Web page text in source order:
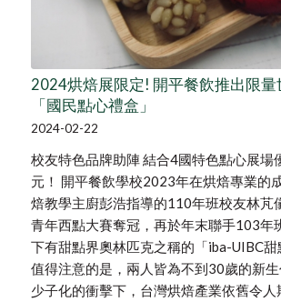
2024烘焙展限定! 開平餐飲推出限
「國民點心禮盒」
2024-02-22
校友特色品牌助陣 結合4國特色點心展場
元！ 開平餐飲學校2023年在烘焙專業的
焙教學主廚彭浩指導的110年班校友林芃
青年西點大賽奪冠，再於年末聯手103年
下有甜點界奧林匹克之稱的「iba-UIBC甜
值得注意的是，兩人皆為不到30歲的新
少子化的衝擊下，台灣烘焙產業依舊令人